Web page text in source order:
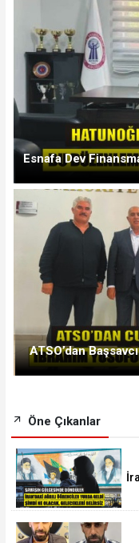
Esnafa Dev
ATSO’dan
Öne Çıkanlar